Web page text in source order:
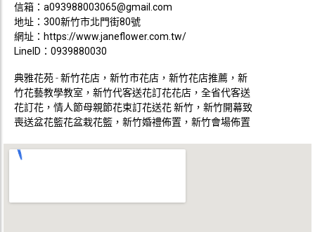
信箱： a093988003065@gmail.com
地址：300新竹市北門街80號
網址： https://www.janeflower.com.tw/
LineID：0939880030
典雅花苑 - 新竹花店，新竹市花店，新竹花店推薦，新
竹花藝教學教室，新竹代客送花訂花花店，全省代客送
花訂花，情人節母親節花束訂花送花 新竹，新竹開幕致
喪送盆花籃花盆栽花籃，新竹婚禮佈置，新竹會場佈置